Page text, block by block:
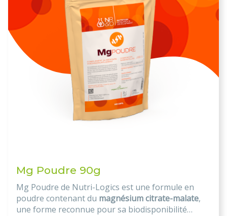
Mg Poudre 90g
Mg Poudre de Nutri-Logics est une formule en
poudre contenant du magnésium citrate-malate,
une forme reconnue pour sa biodisponibilité